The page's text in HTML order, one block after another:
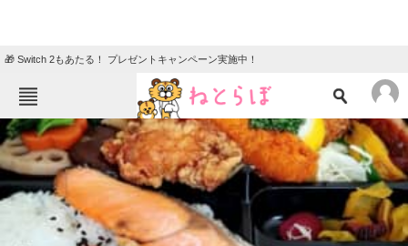
🎁 Switch 2もあたる！ プレゼントキャンペーン実施中！
ねとらぼメニュー
TOP ニュース
エンタメ クイズ
地域